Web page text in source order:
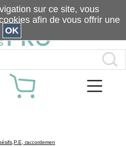
raccordemen
sur ce site, vous
afin de vous offrir une
OK